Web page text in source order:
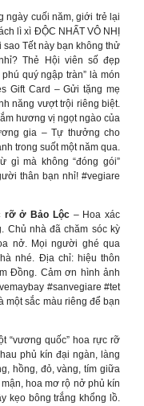
ngày cuối năm, giới trẻ lại
lì xì ĐỘC NHẤT VÔ NHỊ
Tết này bạn không thử
Thẻ Hội viên số đẹp
quý ngập tràn” là món
Gift Card – Gửi tặng mẹ
năng vượt trội riêng biệt.
hương vị ngọt ngào của
gia – Tự thưởng cho
trong suốt một năm qua.
gì mà không “đóng gói”
thân bạn nhỉ! #vegiare
rỡ ở Bảo Lộc – Hoa xác
Chủ nhà đã chăm sóc kỳ
nở. Mọi người ghé qua
nhé. Địa chỉ: hiệu thôn
Đồng. Cảm ơn hình ảnh
#sanvegiare #tet
một sắc màu riêng để bạn
“vương quốc” hoa rực rỡ
phủ kín đại ngàn, làng
hồng, đỏ, vàng, tím giữa
hoa mơ rộ nở phủ kín
kẹo bông trắng khổng lồ.